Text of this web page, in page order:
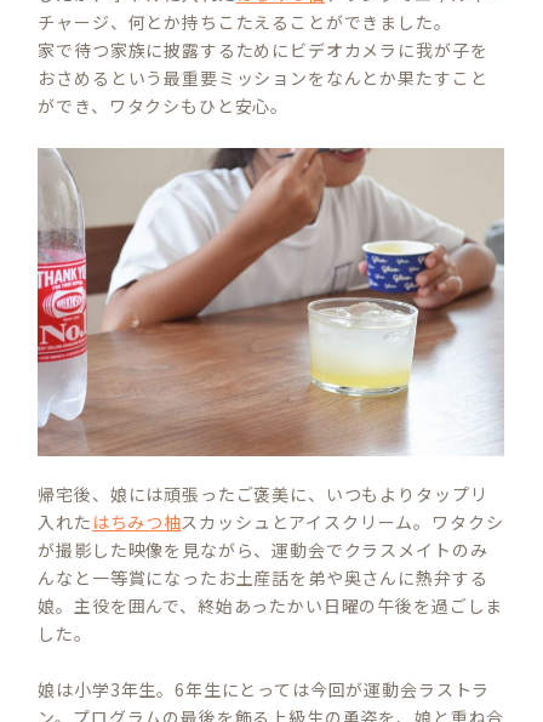
チャージ、何とか持ちこたえることができました。
家で待つ家族に披露するためにビデオカメラに我が子を
おさめるという最重要ミッションをなんとか果たすこと
ができ、ワタクシもひと安心。
帰宅後、娘には頑張ったご褒美に、いつもよりタップリ
入れた はちみつ柚スカッシュとアイスクリーム。ワタクシ
が撮影した映像を見ながら、運動会でクラスメイトのみ
んなと一等賞になったお土産話を弟や奥さんに熱弁する
娘。主役を囲んで、終始あったかい日曜の午後を過ごしま
した。
娘は小学3年生。6年生にとっては今回が運動会ラストラ
ン。プログラムの最後を飾る上級生の勇姿を、娘と重ね合